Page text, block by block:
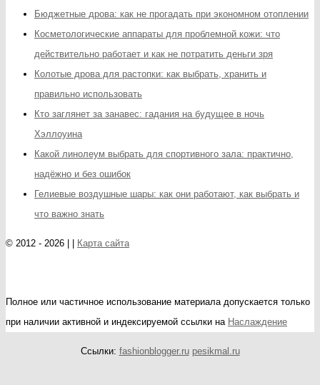
Бюджетные дрова: как не прогадать при экономном отоплении
Косметологические аппараты для проблемной кожи: что
действительно работает и как не потратить деньги зря
Колотые дрова для растопки: как выбрать, хранить и
правильно использовать
Кто заглянет за занавес: гадания на будущее в ночь
Хэллоуина
Какой линолеум выбрать для спортивного зала: практично,
надёжно и без ошибок
Гелиевые воздушные шары: как они работают, как выбрать и
что важно знать
© 2012 - 2026 | | Карта сайта
Полное или частичное использование материала допускается только
при наличии активной и индексируемой ссылки на Наслаждение
Ссылки: fashionblogger.ru pesikmal.ru